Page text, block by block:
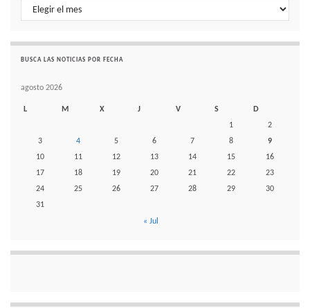
Histórico de noticias por mes
BUSCA LAS NOTICIAS POR FECHA
agosto 2026
L M X J V S
D
1
2
3
4 5 6 7 8
9
10
11 12 13 14 15
16
17
18 19 20 21 22
23
24
25 26 27 28 29
30
31
« Jul